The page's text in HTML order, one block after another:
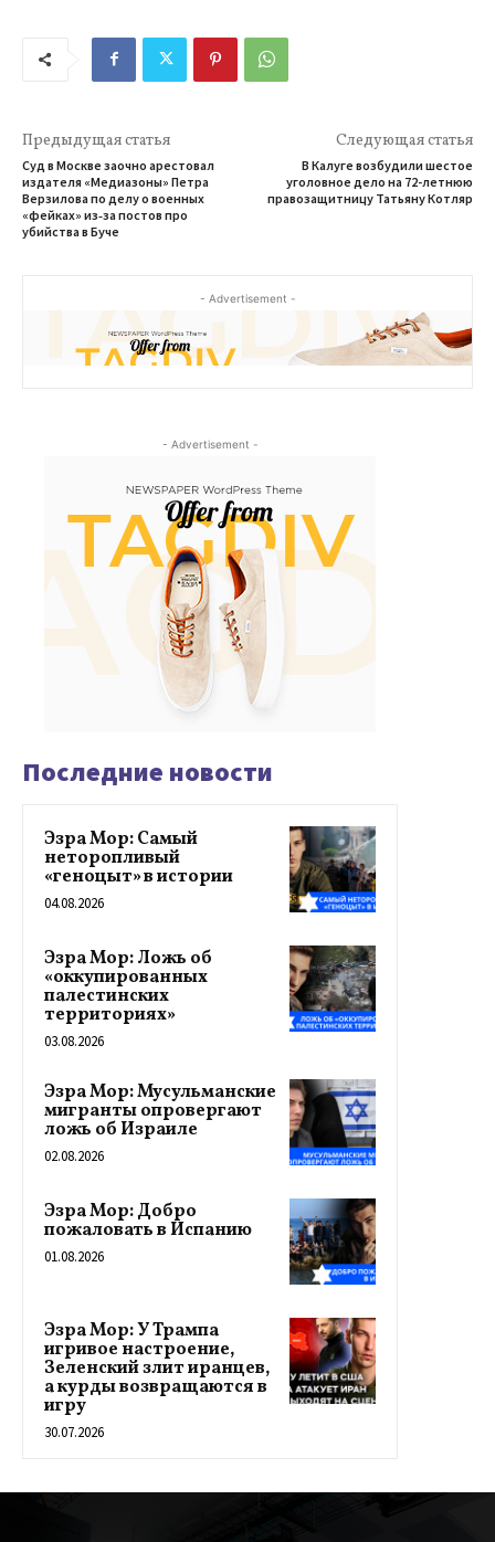
Предыдущая статья
Суд в Москве заочно арестовал
издателя «Медиазоны» Петра
Верзилова по делу о военных
«фейках» из‑за постов про
убийства в Буче
Следующая статья
В Калуге возбудили шестое
уголовное дело на 72-летнюю
правозащитницу Татьяну Котляр
- Advertisement -
- Advertisement -
Последние новости
Эзра Мор: Самый
неторопливый
«геноцыт» в истории
04.08.2026
Эзра Мор: Ложь об
«оккупированных
палестинских
территориях»
03.08.2026
Эзра Мор: Мусульманские
мигранты опровергают
ложь об Израиле
02.08.2026
Эзра Мор: Добро
пожаловать в Испанию
01.08.2026
Эзра Мор: У Трампа
игривое настроение,
Зеленский злит иранцев,
а курды возвращаются в
игру
30.07.2026